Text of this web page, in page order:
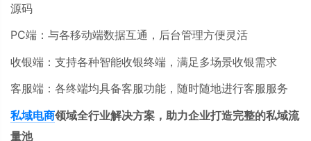
源码
PC端：与各移动端数据互通，后台管理方便灵活
收银端：支持各种智能收银终端，满足多场景收银需求
客服端：各终端均具备客服功能，随时随地进行客服服务
私域电商领域全行业解决方案，助力企业打造完整的私域流
量池